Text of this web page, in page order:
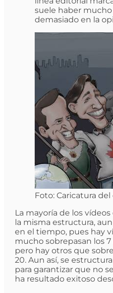
suele haber
demasiado en la
Foto: Caricatura
La mayoría de los
la misma estructura,
en el tiempo, pues hay
mucho sobrepasan los
pero hay otros que
20. Aun así, se
para garantizar que no
ha resultado exitoso